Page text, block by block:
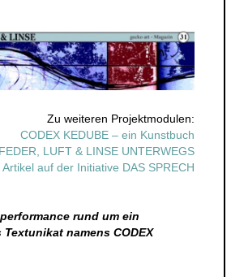
Zu weiteren Projektmodulen:
CODEX KEDUBE – ein Kunstbuch
LUFT & LINSE UNTERWEGS
Artikel auf der Initiative DAS SPRECH
rund um ein
namens CODEX